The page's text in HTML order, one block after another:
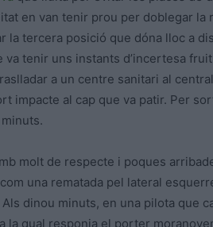
en van tenir prou per doblegar
la tercera posició que dóna lloc a
va tenir uns instants d’incertesa
a un centre sanitari al
impacte al cap que va patir. Per
molt de respecte i poques
una rematada pel lateral
dinou minuts, en una pilota que
la qual responia el porter